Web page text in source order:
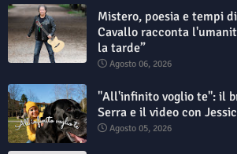
Mistero, poesia e tempi
Cavallo racconta
la tarde”
Agosto 06, 2026
"All'infinito voglio te": il
Serra e il video con
Agosto 05, 2026